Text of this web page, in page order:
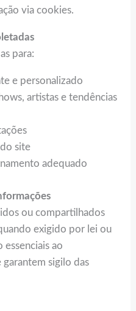
via cookies.
para:
e personalizado
artistas e tendências
site
adequado
ou compartilhados
exigido por lei ou
ao
sigilo das